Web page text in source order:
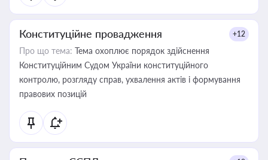
Конституційне провадження +12
Про що тема: Тема охоплює порядок здійснення
Конституційним Судом України конституційного
контролю, розгляду справ, ухвалення актів і формування
правових позицій